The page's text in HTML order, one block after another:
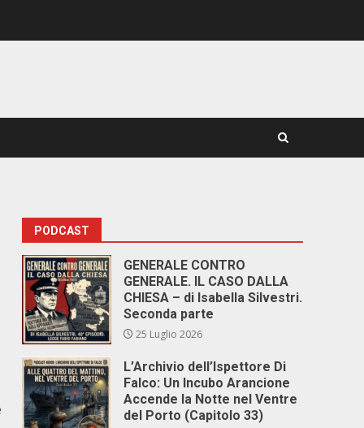
PODCAST
GENERALE CONTRO
GENERALE. IL CASO DALLA
CHIESA – di Isabella Silvestri.
Seconda parte
25 Luglio 2026
L’Archivio dell’Ispettore Di
Falco: Un Incubo Arancione
Accende la Notte nel Ventre
del Porto (Capitolo 33)